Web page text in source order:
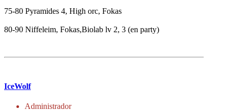
75-80 Pyramides 4, High orc, Fokas
80-90 Niffeleim, Fokas,Biolab lv 2, 3 (en party)
IceWolf
Administrador